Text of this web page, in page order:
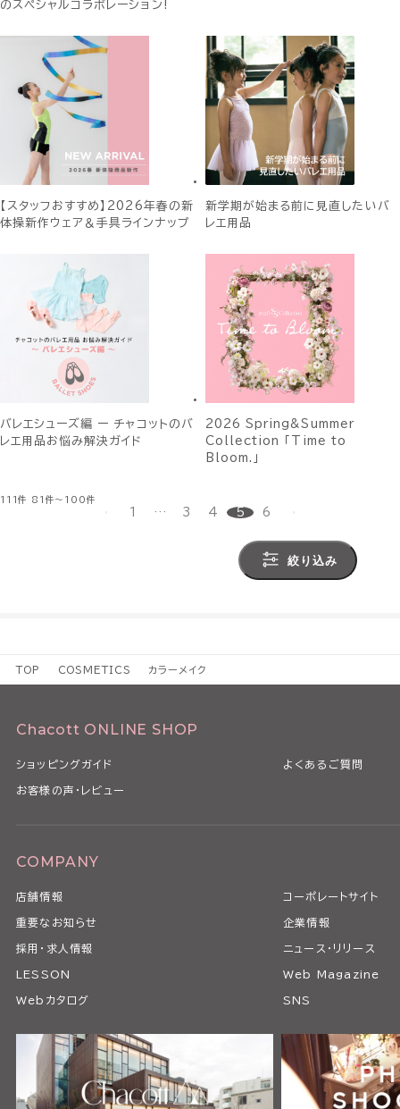
のスペシャルコラボレーション!
【スタッフおすすめ】2026年春の新
体操新作ウェア＆手具ラインナップ
新学期が始まる前に見直したいバ
レエ用品
バレエシューズ編 ー チャコットのバ
レエ用品お悩み解決ガイド
2026 Spring&Summer
Collection 「Time to
Bloom.」
111件 81件～100件
1 … 3 4 5 6
絞り込み
TOP COSMETICS カラーメイク
Chacott ONLINE SHOP
ショッピングガイド よくあるご質問
お客様の声・レビュー
COMPANY
店舗情報 コーポレートサイト
重要なお知らせ 企業情報
採用・求人情報 ニュース・リリース
LESSON Web Magazine
Webカタログ SNS